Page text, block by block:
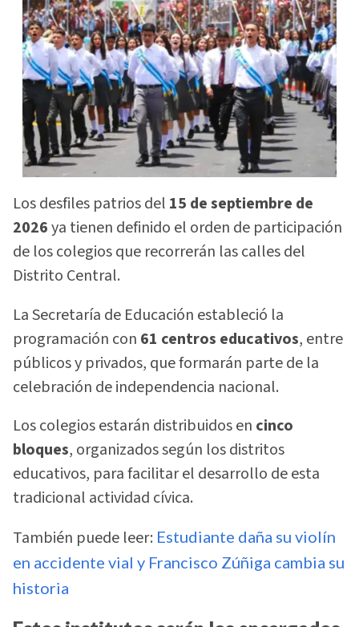
Los desfiles patrios del 15 de septiembre de
2026ya tienen definido el orden de participación
de los colegios que recorrerán las calles del
Distrito Central.
La Secretaría de Educación estableció la
programación con 61 centros educativos, entre
públicos y privados, que formarán parte de la
celebración de independencia nacional.
Los colegios estarán distribuidos en cinco
bloques, organizados según los distritos
educativos, para facilitar el desarrollo de esta
tradicional actividad cívica.
También puede leer: Estudiante daña su violín
en accidente vial y Francisco Zúñiga cambia su
historia